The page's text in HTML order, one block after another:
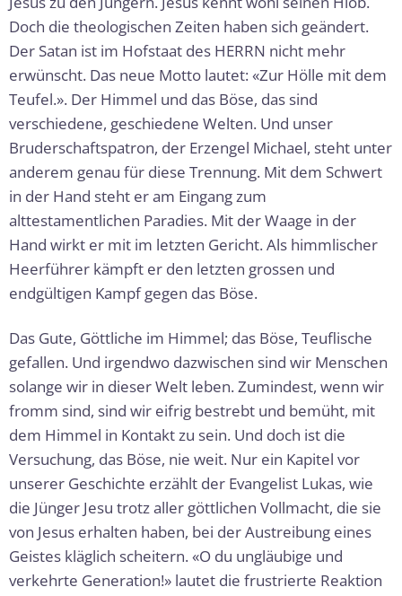
Doch die theologischen Zeiten haben sich geändert.
Der Satan ist im Hofstaat des HERRN nicht mehr
erwünscht. Das neue Motto lautet: «Zur Hölle mit dem
Teufel.». Der Himmel und das Böse, das sind
verschiedene, geschiedene Welten. Und unser
Bruderschaftspatron, der Erzengel Michael, steht unter
anderem genau für diese Trennung. Mit dem Schwert
in der Hand steht er am Eingang zum
alttestamentlichen Paradies. Mit der Waage in der
Hand wirkt er mit im letzten Gericht. Als himmlischer
Heerführer kämpft er den letzten grossen und
endgültigen Kampf gegen das Böse.
Das Gute, Göttliche im Himmel; das Böse, Teuflische
gefallen. Und irgendwo dazwischen sind wir Menschen
solange wir in dieser Welt leben. Zumindest, wenn wir
fromm sind, sind wir eifrig bestrebt und bemüht, mit
dem Himmel in Kontakt zu sein. Und doch ist die
Versuchung, das Böse, nie weit. Nur ein Kapitel vor
unserer Geschichte erzählt der Evangelist Lukas, wie
die Jünger Jesu trotz aller göttlichen Vollmacht, die sie
von Jesus erhalten haben, bei der Austreibung eines
Geistes kläglich scheitern. «O du ungläubige und
verkehrte Generation!» lautet die frustrierte Reaktion